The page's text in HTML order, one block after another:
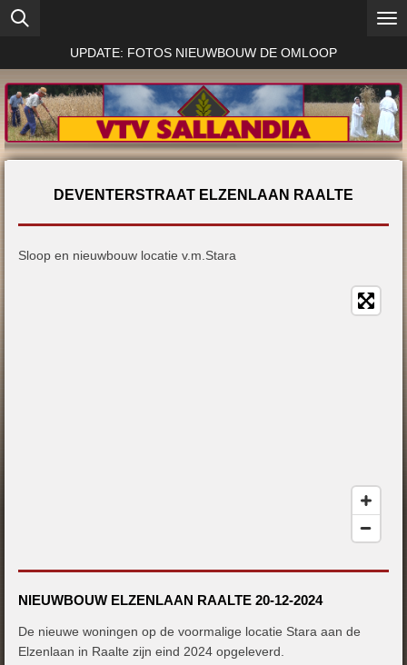
Ga
hoofdinhoud
UPDATE: FOTOS NIEUWBOUW DE OMLOOP
DEVENTERSTRAAT ELZENLAAN RAALTE
Sloop en nieuwbouw locatie v.m.Stara
NIEUWBOUW ELZENLAAN RAALTE 20-12-2024
De nieuwe woningen op de voormalige locatie Stara aan de
Elzenlaan in Raalte zijn eind 2024 opgeleverd.